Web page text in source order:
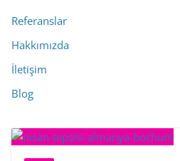
Referanslar
Hakkımızda
İletişim
Blog